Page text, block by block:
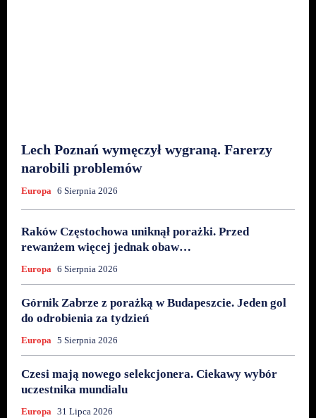
Lech Poznań wymęczył wygraną. Farerzy
narobili problemów
Europa 6 Sierpnia 2026
Raków Częstochowa uniknął porażki. Przed
rewanżem więcej jednak obaw…
Europa 6 Sierpnia 2026
Górnik Zabrze z porażką w Budapeszcie. Jeden gol
do odrobienia za tydzień
Europa 5 Sierpnia 2026
Czesi mają nowego selekcjonera. Ciekawy wybór
uczestnika mundialu
Europa 31 Lipca 2026